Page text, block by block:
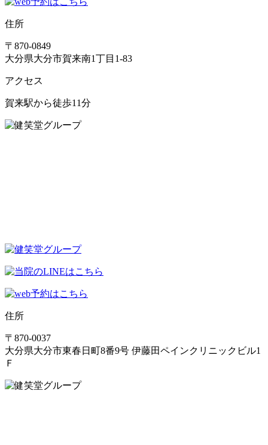
住所
〒870-0849
大分県大分市賀来南1丁目1-83
アクセス
賀来駅から徒歩11分
住所
〒870-0037
大分県大分市東春日町8番9号 伊藤田ペインクリニックビル1
Ｆ